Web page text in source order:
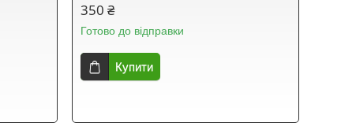
350 ₴
Готово до відправки
Купити